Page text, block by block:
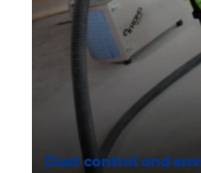
Dust control and